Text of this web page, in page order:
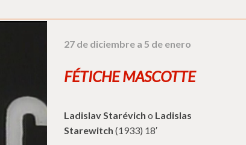
27 de diciembre a 5 de enero
FÉTICHE MASCOTTE
Ladislav Starévich o Ladislas
Starewitch (1933) 18′